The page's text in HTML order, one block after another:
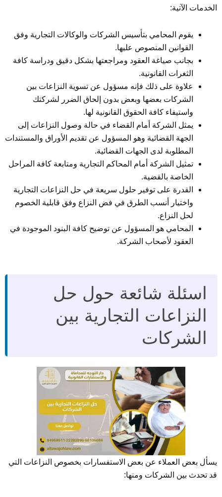
الخدمات الآتية:
يقوم المحامي بتأسيس الشركات والوكالات التجارية وفق
القوانين المنصوص عليها.
بجانب صياغة العقود ومراجعتها بشكل دقيق ودراسة كافة
الثغرات القانونية.
علاوة على ذلك فإنه مسؤول عن تسوية النزاعات بين
الشركات بعضها وبعض بدون إلحاق الضرر لشركتك
واستيفاء كافة الحقوق القانونية لها.
يمثل الشركة أمام القضاء في حالة وصول النزاعات إلى
الجهة القضائية وهو المسؤول عن تقديم الأوراق والمستندات
المطلوبة لدى الجهات القضائية.
تمثيل الشركة أمام المحاكم التجارية ومتابعة كافة المراحل
الخاصة بالقضية.
القدرة على توفير حلول سريعة في حل النزاعات التجارية
واختيار أنسب الطرق في فض النزاع وفق قابلية الخصوم
لحل النزاع.
المحامي هو المسؤول عن توضيح كافة البنود الموجودة في
العقود لأصحاب الشركة.
اسئلة شائعة حول حل
النزاعات التجارية بين
الشركات
يسأل بعض العملاء عن بعض الاستفسارات بخصوص النزاعات التي
قد تحدث بين الشركات ومنها: